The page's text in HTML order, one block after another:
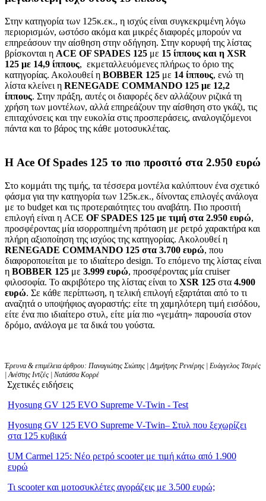
Στην κατηγορία των 125κ.εκ., η ισχύς είναι συγκεκριμένη λόγω
περιορισμών, ωστόσο ακόμα και μικρές διαφορές μπορούν να
επηρεάσουν την αίσθηση στην οδήγηση. Στην κορυφή της λίστας
βρίσκονται η ACE OF SPADES 125 με 15 ίππους και η XSR
125 με 14,9 ίππους, εκμεταλλευόμενες πλήρως το όριο της
κατηγορίας. Ακολουθεί η BOBBER 125 με 14 ίππους, ενώ τη
λίστα κλείνει η RENEGADE COMMANDO 125 με 12,2
ίππους. Στην πράξη, αυτές οι διαφορές δεν αλλάζουν ριζικά τη
χρήση των μοντέλων, αλλά επηρεάζουν την αίσθηση στο γκάζι, τις
επιταχύνσεις και την ευκολία στις προσπεράσεις, αναλογιζόμενοι
πάντα και το βάρος της κάθε μοτοσυκλέτας.
Η Ace Of Spades 125 το πιο προσιτό στα 2.950 ευρώ
Στο κομμάτι της τιμής, τα τέσσερα μοντέλα καλύπτουν ένα σχετικό
φάσμα για την κατηγορία των 125κ.εκ., δίνοντας επιλογές ανάλογα
με το budget και τις προτεραιότητες του αναβάτη. Πιο προσιτή
επιλογή είναι η ACE OF SPADES 125 με τιμή στα 2.950 ευρώ,
προσφέροντας μία ισορροπημένη πρόταση με ρετρό χαρακτήρα και
πλήρη αξιοποίηση της ισχύος της κατηγορίας. Ακολουθεί η
RENEGADE COMMANDO 125 στα 3.700 ευρώ, που
διαφοροποιείται με το ιδιαίτερο design. Το επόμενο της λίστας είναι
η BOBBER 125 με 3.999 ευρώ, προσφέροντας μία cruiser
φιλοσοφία. Το ακριβότερο της λίστας είναι το XSR 125 στα 4.900
ευρώ. Σε κάθε περίπτωση, η τελική επιλογή εξαρτάται από το τι
αναζητά ο υποψήφιος αγοραστής: είτε τη χαμηλότερη τιμή εισόδου,
είτε ένα πιο ιδιαίτερο στυλ, είτε μία πιο «γεμάτη» παρουσία στον
δρόμο, ανάλογα με τα δικά του γούστα.
Έρευνα & επιμέλεια άρθρου: Παναγιώτης Σιώπης | Δημήτρης Ρενιέρης | Ευάγγελος Τσερές
| Ανέστης Ιντζές | Νατάσσα Κορρέ
Σχετικές ειδήσεις
Hyosung GV 125 EVO Supreme V-Twin - Test
Hyosung GV 125 EVO Supreme V-Twin– Στυλ που ξεχωρίζει
στα 125 κυβικά
UM Carmel 125: Νέο ρετρό scooter με τιμή κάτω από 1.900
ευρώ
Τι scooter και μοτοσυκλέτες αγοράζεις με 3.500 ευρώ;